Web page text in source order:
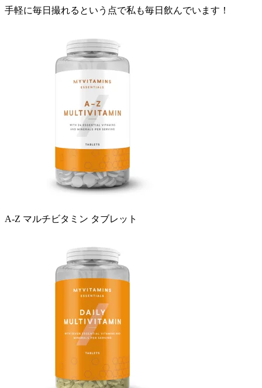
手軽に毎日撮れるという点で私も毎日飲んでいます！
A-Z マルチビタミン タブレット